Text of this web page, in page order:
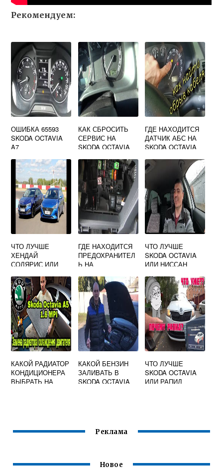
Рекомендуем:
ОШИБКА 65593
SKODA OCTAVIA
A7
КАК СБРОСИТЬ
СЕРВИС НА
SKODA OCTAVIA
ГДЕ НАХОДИТСЯ
ДАТЧИК АБС НА
SKODA OCTAVIA
ЧТО ЛУЧШЕ
ХЕНДАЙ
СОЛЯРИС ИЛИ
ГДЕ НАХОДИТСЯ
ПРЕДОХРАНИТЕЛ
Ь НА
SKODA OCTAVIA
A7
ЧТО ЛУЧШЕ
SKODA OCTAVIA
ИЛИ НИССАН
КАКОЙ РАДИАТОР
КОНДИЦИОНЕРА
ВЫБРАТЬ НА
КАКОЙ БЕНЗИН
ЗАЛИВАТЬ В
SKODA OCTAVIA
ЧТО ЛУЧШЕ
SKODA OCTAVIA
ИЛИ РАПИД
Реклама
Новое